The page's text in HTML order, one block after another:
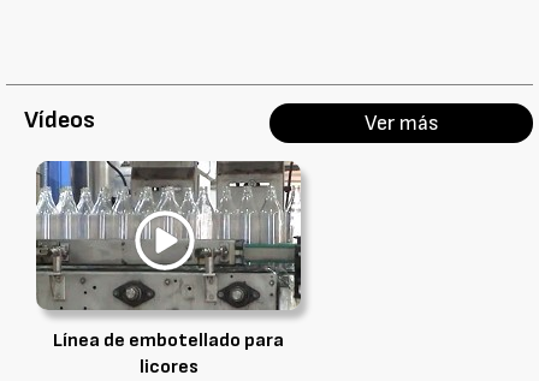
Vídeos Ver más
Línea de embotellado para
licores